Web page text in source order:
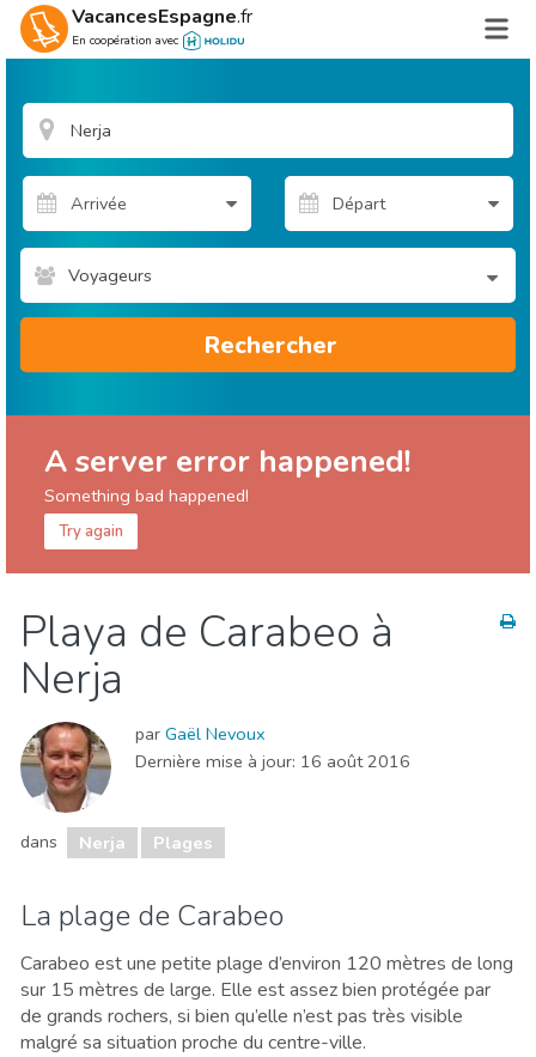
VacancesEspagne.fr
En coopération avec
Voyageurs
Rechercher
A server error happened!
Something bad happened!
Try again
Cuisine & Restaurants
Musée & Art
Nature & extérieur
Vie nocturne & Bars
Playa de Carabeo à
Nerja
par Gaël Nevoux
Dernière mise à jour: 16 août 2016
dans Nerja Plages
La plage de Carabeo
Carabeo est une petite plage d’environ 120 mètres de long
sur 15 mètres de large. Elle est assez bien protégée par
de grands rochers, si bien qu’elle n’est pas très visible
malgré sa situation proche du centre-ville.